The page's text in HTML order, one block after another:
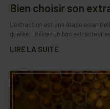
Bien choisir son
L’extraction est une étape
qualité. Utiliser un bon extracteur
LIRE LA SUITE